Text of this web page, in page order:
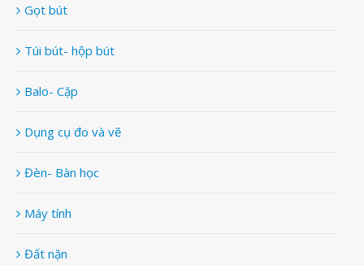
Gọt bút
Túi bút- hộp bút
Balo- Cặp
Dụng cụ đo và vẽ
Đèn- Bàn học
Máy tính
Đất nặn